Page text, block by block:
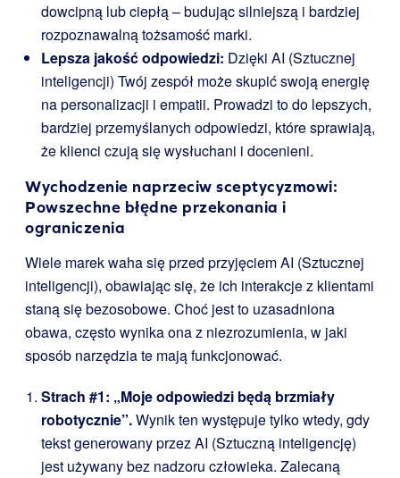
dowcipną lub ciepłą – budując silniejszą i bardziej
rozpoznawalną tożsamość marki.
Lepsza jakość odpowiedzi: Dzięki AI (Sztucznej
inteligencji) Twój zespół może skupić swoją energię
na personalizacji i empatii. Prowadzi to do lepszych,
bardziej przemyślanych odpowiedzi, które sprawiają,
że klienci czują się wysłuchani i docenieni.
Wychodzenie naprzeciw sceptycyzmowi:
Powszechne błędne przekonania i
ograniczenia
Wiele marek waha się przed przyjęciem AI (Sztucznej
inteligencji), obawiając się, że ich interakcje z klientami
staną się bezosobowe. Choć jest to uzasadniona
obawa, często wynika ona z niezrozumienia, w jaki
sposób narzędzia te mają funkcjonować.
Strach #1: „Moje odpowiedzi będą brzmiały
robotycznie”.Wynik ten występuje tylko wtedy, gdy
tekst generowany przez AI (Sztuczną inteligencję)
jest używany bez nadzoru człowieka. Zalecaną